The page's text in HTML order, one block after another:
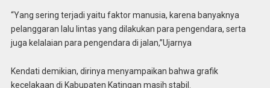
“Yang sering terjadi yaitu faktor manusia, karena banyaknya
pelanggaran lalu lintas yang dilakukan para pengendara, serta
juga kelalaian para pengendara di jalan,”Ujarnya
Kendati demikian, dirinya menyampaikan bahwa grafik
kecelakaan di Kabupaten Katingan masih stabil.